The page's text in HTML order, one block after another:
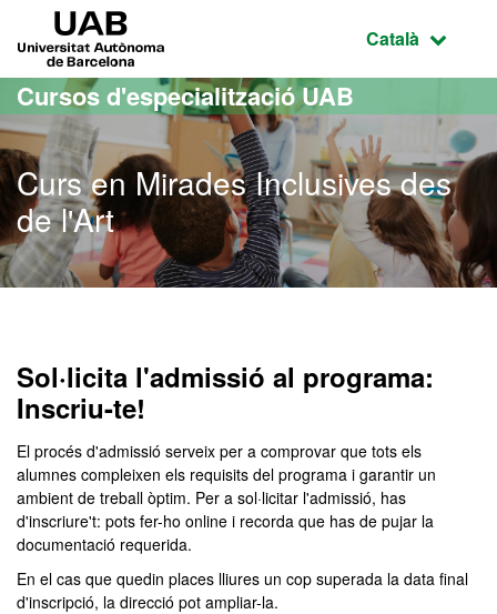
Ves al contingut principal
Ves a la navegació de la pàgina
Idioma
Català
Cursos d'especialització UAB
Curs en Mirades Inclusives des
de l'Art
Sol·licita l'admissió al programa:
Inscriu-te!
El procés d'admissió serveix per a comprovar que tots els
alumnes compleixen els requisits del programa i garantir un
ambient de treball òptim. Per a sol·licitar l'admissió, has
d'inscriure't: pots fer-ho online i recorda que has de pujar la
documentació requerida.
En el cas que quedin places lliures un cop superada la data final
d'inscripció, la direcció pot ampliar-la.